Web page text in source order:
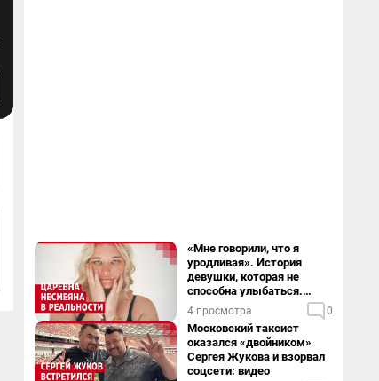
«Мне говорили, что я
уродливая». История
девушки, которая не
способна улыбаться.
Видео
4 просмотра 0
Московский таксист
оказался «двойником»
Сергея Жукова и взорвал
соцсети: видео